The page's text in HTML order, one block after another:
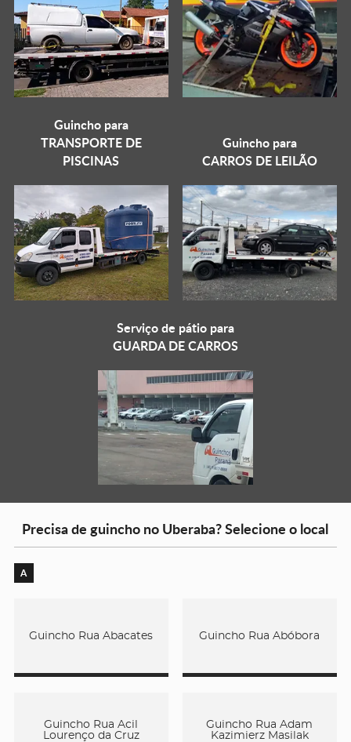
Guincho para
TRANSPORTE DE
PISCINAS
Guincho para
CARROS DE LEILÃO
Serviço de pátio para
GUARDA DE CARROS
Precisa de guincho no Uberaba? Selecione o local
A
Guincho Rua Abacates Guincho Rua Abóbora
Guincho Rua Acil
Lourenço da Cruz
Guincho Rua Adam
Kazimierz Masilak